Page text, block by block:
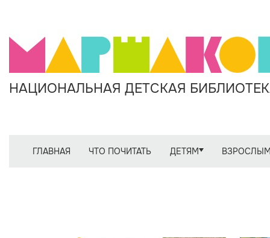
НАЦИОНАЛЬНАЯ ДЕТСКАЯ
ГЛАВНАЯ ЧТО ПОЧИТАТЬ ДЕТЯМ